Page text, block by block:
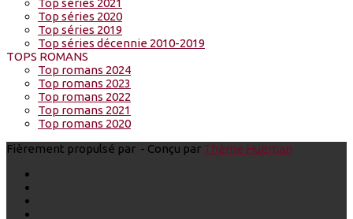
Top séries 2020
Top séries 2019
Top séries décennie 2010-2019
TOPS ROMANS
Top romans 2024
Top romans 2023
Top romans 2022
Top romans 2021
Top romans 2020
Fièrement propulsé par - Conçu par Thème Hueman